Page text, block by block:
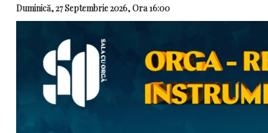
Duminică, 27 Septembrie 2026, Ora 16:00